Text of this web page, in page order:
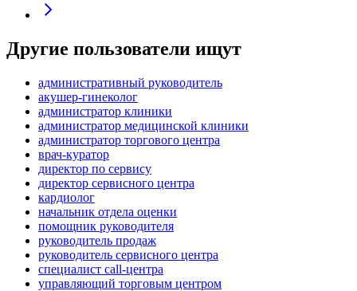
Другие пользователи ищут
административный руководитель
акушер-гинеколог
администратор клиники
администратор медицинской клиники
администратор торгового центра
врач-куратор
директор по сервису
директор сервисного центра
кардиолог
начальник отдела оценки
помощник руководителя
руководитель продаж
руководитель сервисного центра
специалист call-центра
управляющий торговым центром